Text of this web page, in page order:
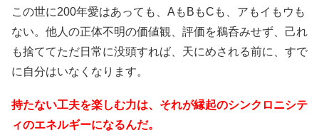
この世に200年愛はあっても、AもBもCも、アもイもウも
ない。他人の正体不明の価値観、評価を鵜呑みせず、己れ
も捨ててただ日常に没頭すれば、天にめされる前に、すで
に自分はいなくなります。
持たない工夫を楽しむ力は、それが縁起のシンクロニシテ
ィのエネルギーになるんだ。